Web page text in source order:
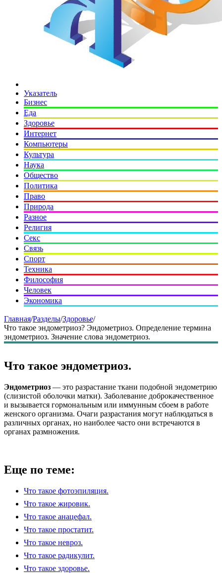
Указатель
Бизнес
Еда
Здоровье
Интернет
Компьютеры
Культура
Наука
Общество
Политика
Право
Природа
Разное
Религия
Секс
Связь
Спорт
Техника
Философия
Человек
Экономика
Главная/Разделы/Здоровье/
Что такое эндометриоз? Эндометриоз. Определение термина
эндометриоз. Значение слова эндометриоз.
Что такое эндометриоз.
Эндометриоз — это разрастание ткани подобной эндометрию
(слизистой оболочки матки). Заболевание доброкачественное
и вызывается гормональным или иммунным сбоем в работе
женского организма. Очаги разрастания могут наблюдаться в
различных органах, но наиболее часто они встречаются в
органах размножения.
Еще по теме:
Что такое фотоэпиляция.
Что такое жировик.
Что такое анацефал.
Что такое простатит.
Что такое невроз.
Что такое радикулит.
Что такое здоровье.